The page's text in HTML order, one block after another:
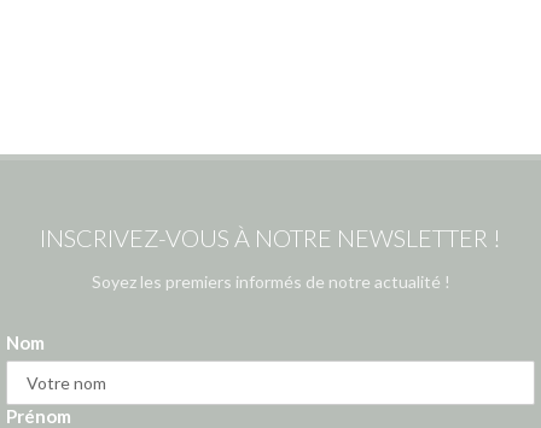
INSCRIVEZ-VOUS À NOTRE NEWSLETTER !
Soyez les premiers informés de notre actualité !
Nom
Prénom